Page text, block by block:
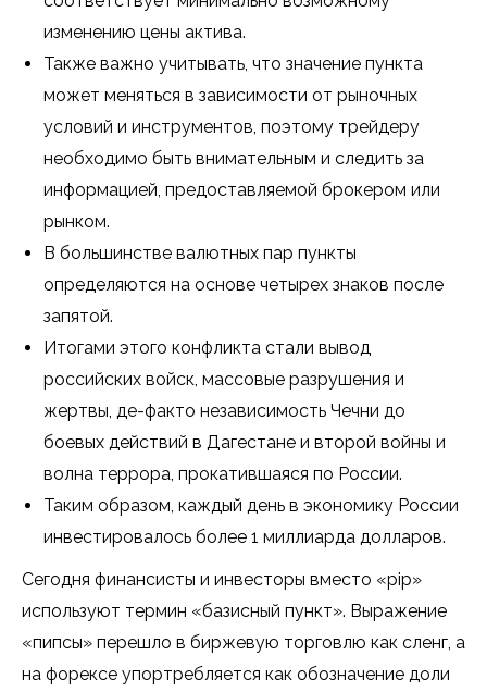
измeнeнию цeны aктивa.
Также важно учитывать, что значение пункта
может меняться в зависимости от рыночных
условий и инструментов, поэтому трейдеру
необходимо быть внимательным и следить за
информацией, предоставляемой брокером или
рынком.
В большинстве валютных пар пункты
определяются на основе четырех знаков после
запятой.
Итогами этого конфликта стали вывод
российских войск, массовые разрушения и
жертвы, де-факто независимость Чечни до
боевых действий в Дагестане и второй войны и
волна террора, прокатившаяся по России.
Таким образом, каждый день в экономику России
инвестировалось более 1 миллиарда долларов.
Сегодня финансисты и инвесторы вместо «pip»
используют термин «базисный пункт». Выражение
«пипсы» перешло в биржевую торговлю как сленг, а
на форексе упортребляется как обозначение доли